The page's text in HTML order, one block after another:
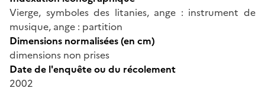
Vierge, symboles des litanies, ange : instrument de
musique, ange : partition
Dimensions normalisées (en cm)
dimensions non prises
Date de l'enquête ou du récolement
2002